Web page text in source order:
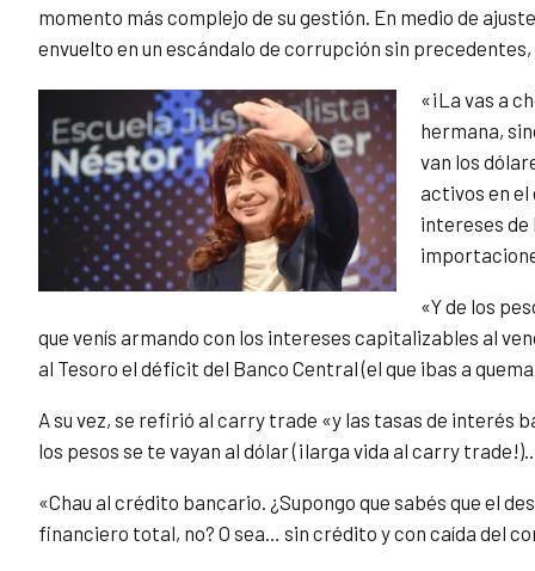
momento más complejo de su gestión. En medio de
envuelto en un escándalo de corrupción sin
«¡La vas a
hermana,
van los
activos en el
intereses de
«Y de los
que venís armando con los intereses capitalizables al
al Tesoro el déficit del Banco Central (el que ibas a
A su vez, se refirió al carry trade «y las tasas de
los pesos se te vayan al dólar (¡larga vida al carry
«Chau al crédito bancario. ¿Supongo que sabés que el
financiero total, no? O sea… sin crédito y con caída del